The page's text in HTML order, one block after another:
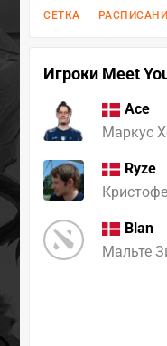
СЕТКА
Игроки Meet
Ace
Маркус
Ryze
Blan
Мальте